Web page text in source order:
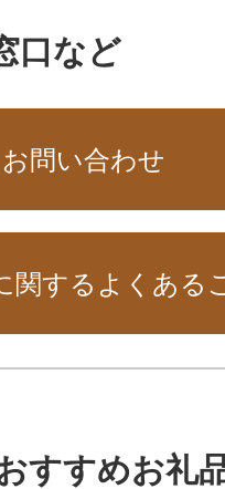
口など
お問い合わせ
関するよくある
すすめお礼